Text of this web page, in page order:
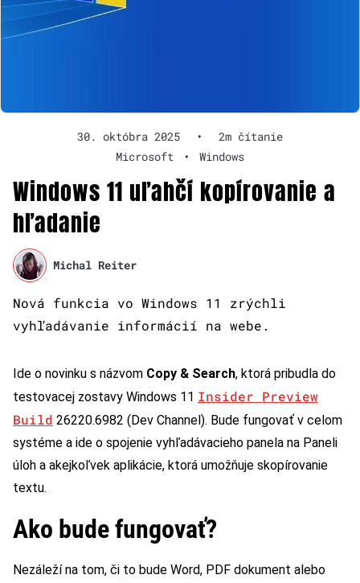
30. októbra 2025 •
2m čítanie
Microsoft
• Windows
Windows 11 uľahčí kopírovanie a
hľadanie
Michal Reiter
Nová funkcia vo Windows 11 zrýchli
vyhľadávanie informácií na webe.
Ide o novinku s názvom Copy & Search, ktorá pribudla do
testovacej zostavy Windows 11 Insider Preview
Build 26220.6982 (Dev Channel). Bude fungovať v celom
systéme a ide o spojenie vyhľadávacieho panela na Paneli
úloh a akejkoľvek aplikácie, ktorá umožňuje skopírovanie
textu.
Ako bude fungovať?
Nezáleží na tom, či to bude Word, PDF dokument alebo